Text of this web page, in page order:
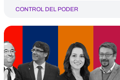
CONTROL DEL PODER